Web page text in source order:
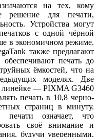
на тех, кому
решение для печати,
Устройства могут
с одной чёрной
в экономичном режиме.
также предлагают
печать до
ёмкостей, что на
моделях. Две
линейке — PIXMA G3460
печать в 10,8 черно-
страниц в минуту.
означает, что
своё внимание и
будучи уверенными,